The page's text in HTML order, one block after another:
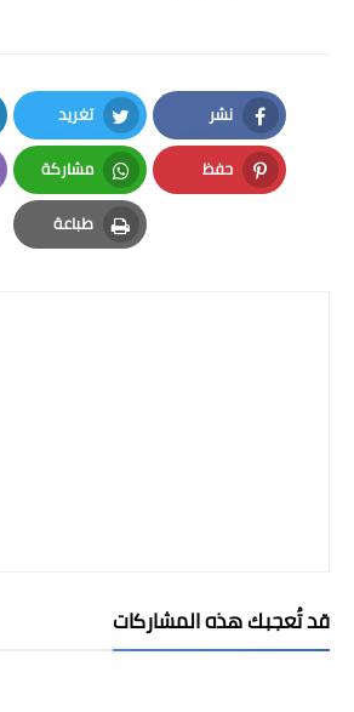
نشر
Facebook
تغريد
Twitter
حفظ
Pinterest
مشاركة
Whatsapp
طباعة
Print
قد تُعجبك هذه المشاركات